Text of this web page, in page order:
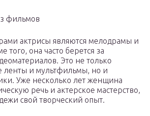
фильмов
актрисы являются мелодрамы и
того, она часто берется за
Это не только
ленты и мультфильмы, но и
Уже несколько лет женщина
речь и актерское мастерство,
свой творческий опыт.